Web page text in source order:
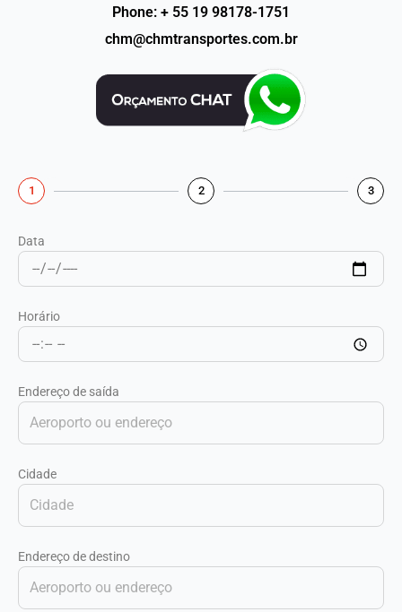
Phone: + 55 19 98178-1751
chm@chmtransportes.com.br
1 2 3
Data
Horário
Endereço de saída
Cidade
Endereço de destino